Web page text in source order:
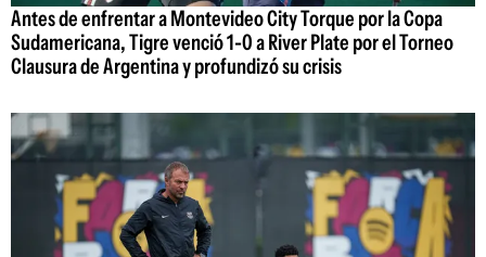
Antes de enfrentar a Montevideo City Torque por la Copa
Sudamericana, Tigre venció 1-0 a River Plate por el Torneo
Clausura de Argentina y profundizó su crisis